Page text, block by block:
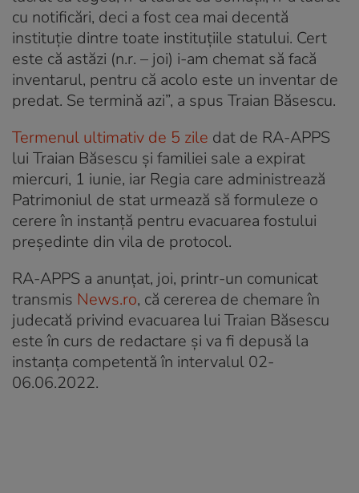
cu notificări, deci a fost cea mai decentă
instituţie dintre toate instituţiile statului. Cert
este că astăzi (n.r. – joi) i-am chemat să facă
inventarul, pentru că acolo este un inventar de
predat. Se termină azi”, a spus Traian Băsescu.
Termenul ultimativ de 5 zile dat de RA-APPS
lui Traian Băsescu și familiei sale a expirat
miercuri, 1 iunie, iar Regia care administrează
Patrimoniul de stat urmează să formuleze o
cerere în instanță pentru evacuarea fostului
președinte din vila de protocol.
RA-APPS a anunțat, joi, printr-un comunicat
transmis News.ro, că cererea de chemare în
judecată privind evacuarea lui Traian Băsescu
este în curs de redactare şi va fi depusă la
instanţa competentă în intervalul 02-
06.06.2022.